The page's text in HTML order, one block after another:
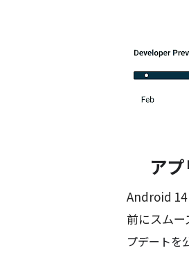
ア
Android 14
前にスムー
プデートを